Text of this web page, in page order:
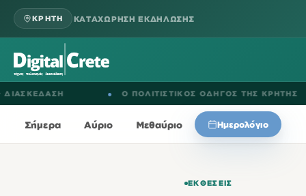
ΚΡΗΤΗ ΚΑΤΑΧΩΡΗΣΗ ΕΚΔΗΛΩΣΗΣ
Ο ΠΟΛΙΤΙΣΤΙΚΟΣ ΟΔΗΓΟΣ ΤΗΣ ΚΡΗΤΗΣ
Σήμερα Αύριο Μεθαύριο Ημερολόγιο
ΕΚΘΈΣΕΙΣ